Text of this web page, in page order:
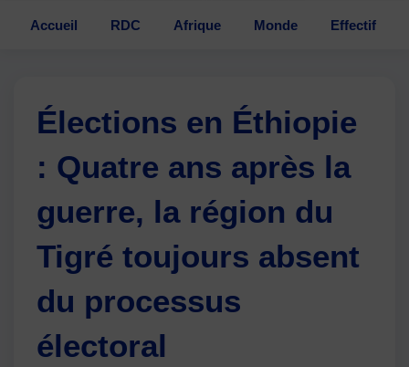
Accueil RDC Afrique Monde Effectif
Élections en Éthiopie
: Quatre ans après la
guerre, la région du
Tigré toujours absent
du processus
électoral